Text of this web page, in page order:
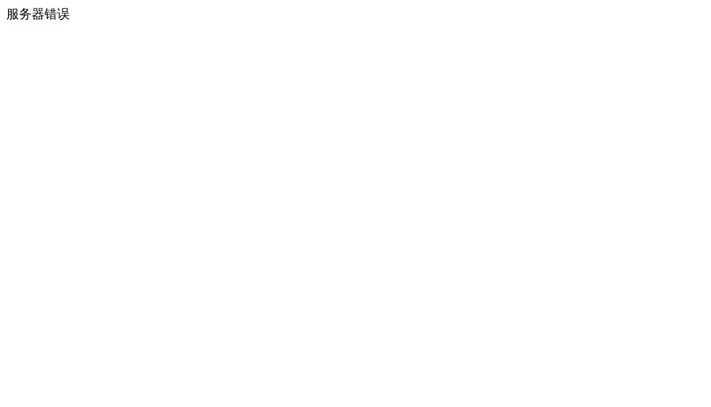
服务器错误